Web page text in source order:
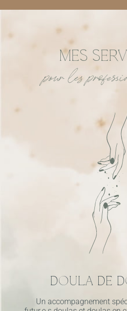
MES
pour les
DOULA DE
Un accompagnement